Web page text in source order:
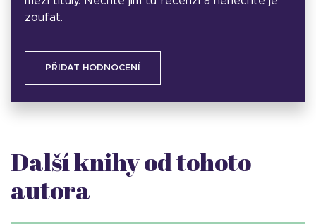
zoufat.
PŘIDAT HODNOCENÍ
Další knihy od tohoto
autora